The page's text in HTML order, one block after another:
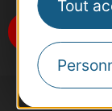
Tout
Je